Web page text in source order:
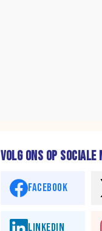
VOLG ONS OP SOCIALE
FACEBOOK
LINKEDIN